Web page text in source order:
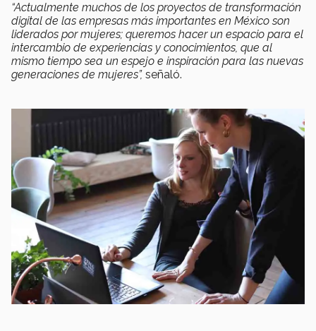
“Actualmente muchos de los proyectos de transformación
digital de las empresas más importantes en México son
liderados por mujeres; queremos hacer un espacio para el
intercambio de experiencias y conocimientos, que al
mismo tiempo sea un espejo e inspiración para las nuevas
generaciones de mujeres”, señaló.